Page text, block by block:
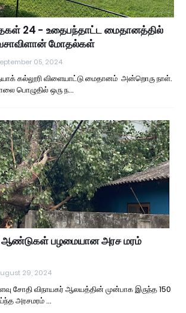
24 - உதைபந்தாட்ட மைதானத்தில்
வசாவிளான் மோதல்கள்
05, 2024
கல்லூரி விளையாட்டு மைதானம் அன்றொரு நாள்.
பொழுதில் ஒரு ந…
ஆண்டுகள் பழமையான அரச மரம்
29, 2024
சோதி விநாயகர் ஆலயத்தின் முன்பாக இருந்த 150
அரசமரம் …